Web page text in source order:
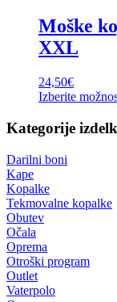
Moške
XXL
24,50€
Izberite
Kategorije
Darilni boni
Kape
Kopalke
Tekmovalne kopalke
Obutev
Očala
Oprema
Otroški program
Outlet
Vaterpolo